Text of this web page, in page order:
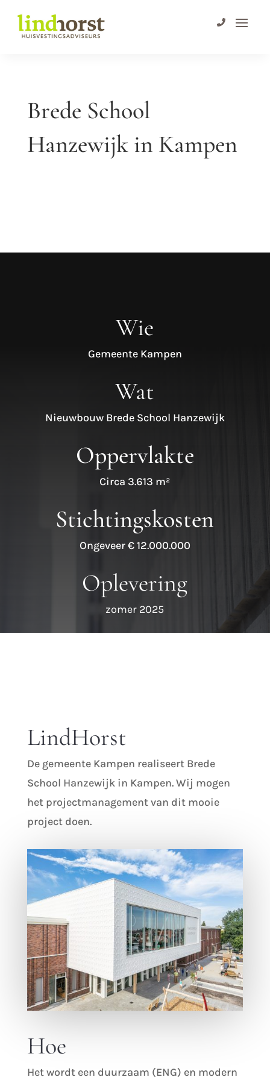
Brede School
Hanzewijk in Kampen
Wie
Gemeente Kampen
Wat
Nieuwbouw Brede School Hanzewijk
Oppervlakte
Circa 3.613 m²
Stichtingskosten
Ongeveer € 12.000.000
Oplevering
zomer 2025
LindHorst
De gemeente Kampen realiseert Brede
School Hanzewijk in Kampen. Wij mogen
het projectmanagement van dit mooie
project doen.
Hoe
Het wordt een duurzaam (ENG) en modern